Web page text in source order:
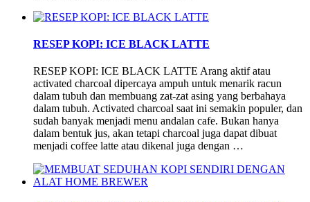
RESEP KOPI: ICE BLACK LATTE
RESEP KOPI: ICE BLACK LATTE Arang aktif atau
activated charcoal dipercaya ampuh untuk menarik racun
dalam tubuh dan membuang zat-zat asing yang berbahaya
dalam tubuh. Activated charcoal saat ini semakin populer, dan
sudah banyak menjadi menu andalan cafe. Bukan hanya
dalam bentuk jus, akan tetapi charcoal juga dapat dibuat
menjadi coffee latte atau dikenal juga dengan …